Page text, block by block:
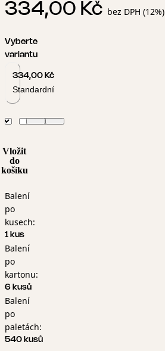
334,00 Kč bez DPH (12%)
Vyberte
variantu
334,00 Kč
Standardní
Vložit
do
košíku
Balení
po
kusech:
1 kus
Balení
po
kartonu:
6 kusů
Balení
po
paletách:
540 kusů